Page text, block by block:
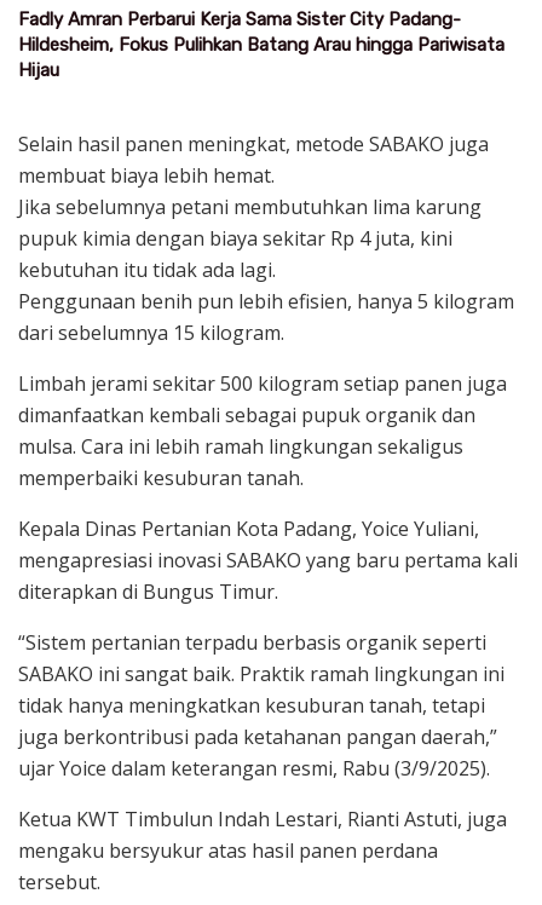
Fadly Amran Perbarui Kerja Sama Sister City Padang-
Hildesheim, Fokus Pulihkan Batang Arau hingga Pariwisata
Hijau
Selain hasil panen meningkat, metode SABAKO juga
membuat biaya lebih hemat.
Jika sebelumnya petani membutuhkan lima karung
pupuk kimia dengan biaya sekitar Rp 4 juta, kini
kebutuhan itu tidak ada lagi.
Penggunaan benih pun lebih efisien, hanya 5 kilogram
dari sebelumnya 15 kilogram.
Limbah jerami sekitar 500 kilogram setiap panen juga
dimanfaatkan kembali sebagai pupuk organik dan
mulsa. Cara ini lebih ramah lingkungan sekaligus
memperbaiki kesuburan tanah.
Kepala Dinas Pertanian Kota Padang, Yoice Yuliani,
mengapresiasi inovasi SABAKO yang baru pertama kali
diterapkan di Bungus Timur.
“Sistem pertanian terpadu berbasis organik seperti
SABAKO ini sangat baik. Praktik ramah lingkungan ini
tidak hanya meningkatkan kesuburan tanah, tetapi
juga berkontribusi pada ketahanan pangan daerah,”
ujar Yoice dalam keterangan resmi, Rabu (3/9/2025).
Ketua KWT Timbulun Indah Lestari, Rianti Astuti, juga
mengaku bersyukur atas hasil panen perdana
tersebut.